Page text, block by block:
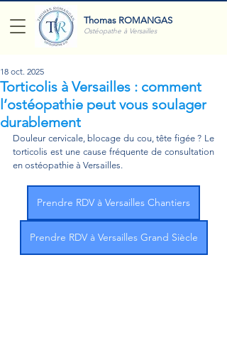
Thomas ROMANGAS
Ostéopathe à Versailles
Torticolis à Versailles : comment
l’ostéopathie peut vous soulager
durablement
18 oct. 2025
Douleur cervicale, blocage du cou, tête figée ? Le
torticolis est une cause fréquente de consultation
en ostéopathie à Versailles.
Prendre RDV à Versailles Chantiers
Prendre RDV à Versailles Grand Siècle